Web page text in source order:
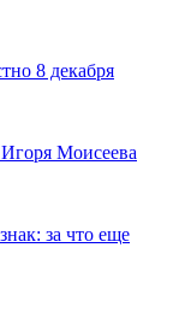
8 декабря
Моисеева
за что еще